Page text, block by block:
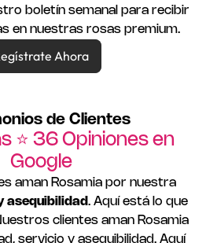
boletín semanal para recibir
en nuestras rosas premium.
Ahora
de Clientes
⭐ 36 Opiniones en
Google
aman Rosamia por nuestra
asequibilidad . Aquí está lo que
clientes aman Rosamia
servicio y asequibilidad. Aquí